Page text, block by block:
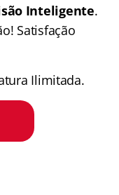
Inteligente.
Satisfação
Ilimitada.